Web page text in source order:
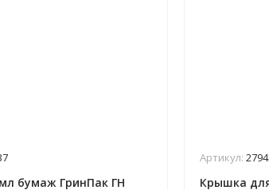
бумаж ГринПак ГН
Артикул:
Крышка